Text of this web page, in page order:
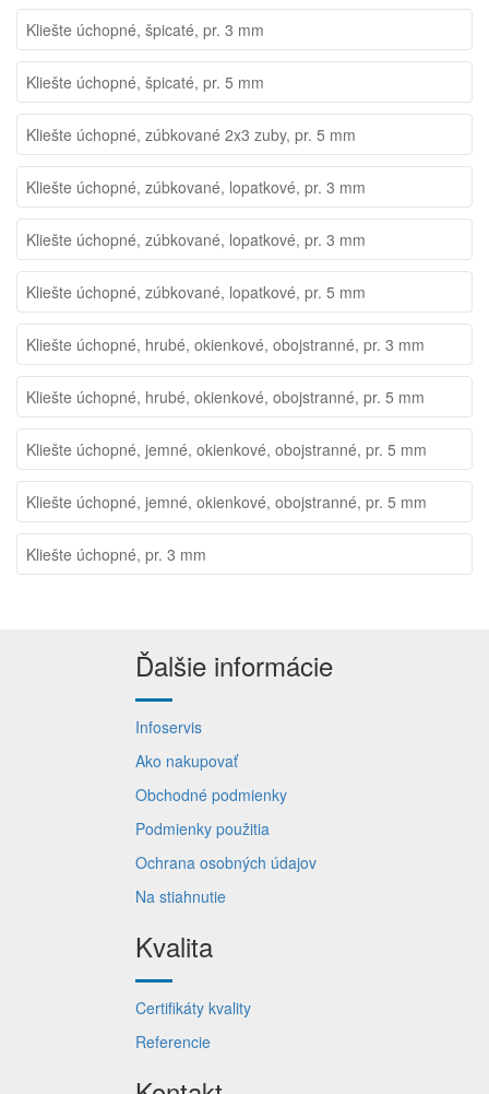
Kliešte úchopné, špicaté, pr. 3 mm
Kliešte úchopné, špicaté, pr. 5 mm
Kliešte úchopné, zúbkované 2x3 zuby, pr. 5 mm
Kliešte úchopné, zúbkované, lopatkové, pr. 3 mm
Kliešte úchopné, zúbkované, lopatkové, pr. 3 mm
Kliešte úchopné, zúbkované, lopatkové, pr. 5 mm
Kliešte úchopné, hrubé, okienkové, obojstranné, pr. 3 mm
Kliešte úchopné, hrubé, okienkové, obojstranné, pr. 5 mm
Kliešte úchopné, jemné, okienkové, obojstranné, pr. 5 mm
Kliešte úchopné, jemné, okienkové, obojstranné, pr. 5 mm
Kliešte úchopné, pr. 3 mm
Ďalšie informácie
Infoservis
Ako nakupovať
Obchodné podmienky
Podmienky použitia
Ochrana osobných údajov
Na stiahnutie
Kvalita
Certifikáty kvality
Referencie